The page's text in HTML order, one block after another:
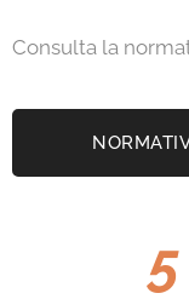
Consulta la